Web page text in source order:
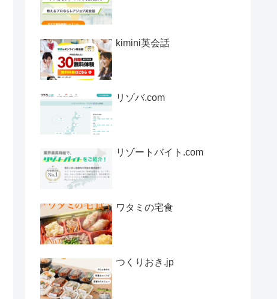
kimini英会話
リゾバ.com
リゾートバイト.com
ワタミの宅食
つくりおき.jp